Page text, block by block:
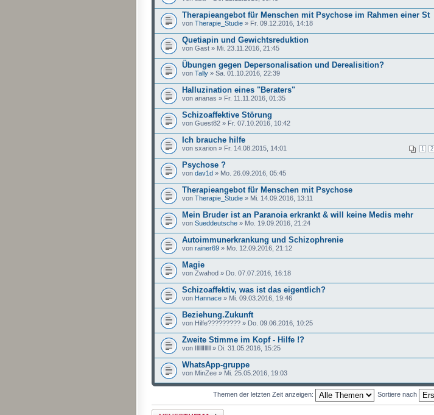
Therapieangebot für Menschen mit Psychose im Rahmen einer St
von Therapie_Studie » Fr. 09.12.2016, 14:18
Quetiapin und Gewichtsreduktion
von Gast » Mi. 23.11.2016, 21:45
Übungen gegen Depersonalisation und Derealisition?
von Tally » Sa. 01.10.2016, 22:39
Halluzination eines "Beraters"
von ananas » Fr. 11.11.2016, 01:35
Schizoaffektive Störung
von Guest82 » Fr. 07.10.2016, 10:42
Ich brauche hilfe
1 2
von sxarion » Fr. 14.08.2015, 14:01
Psychose ?
von dav1d » Mo. 26.09.2016, 05:45
Therapieangebot für Menschen mit Psychose
von Therapie_Studie » Mi. 14.09.2016, 13:11
Mein Bruder ist an Paranoia erkrankt & will keine Medis mehr
von Sueddeutsche » Mo. 19.09.2016, 21:24
Autoimmunerkrankung und Schizophrenie
von rainer69 » Mo. 12.09.2016, 21:12
Magie
von Zwahod » Do. 07.07.2016, 16:18
Schizoaffektiv, was ist das eigentlich?
von Hannace » Mi. 09.03.2016, 19:46
Beziehung.Zukunft
von Hilfe????????? » Do. 09.06.2016, 10:25
Zweite Stimme im Kopf - Hilfe !?
von IlllllIlllll » Di. 31.05.2016, 15:25
WhatsApp-gruppe
von MinZee » Mi. 25.05.2016, 19:03
Themen der letzten Zeit anzeigen: Sortiere nach
Neues Thema erstellen